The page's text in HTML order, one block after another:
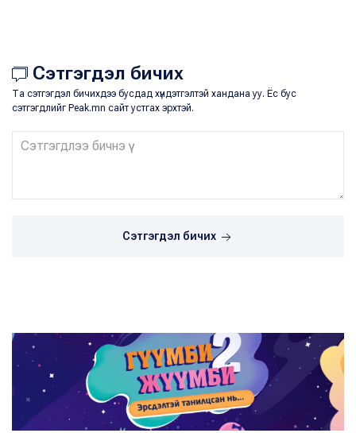
Сэтгэгдэл бичих
Та сэтгэгдэл бичихдээ бусдад хүндэтгэлтэй хандана уу. Ёс бус
сэтгэгдлийг Peak.mn сайт устгах эрхтэй.
Сэтгэгдэл бичих